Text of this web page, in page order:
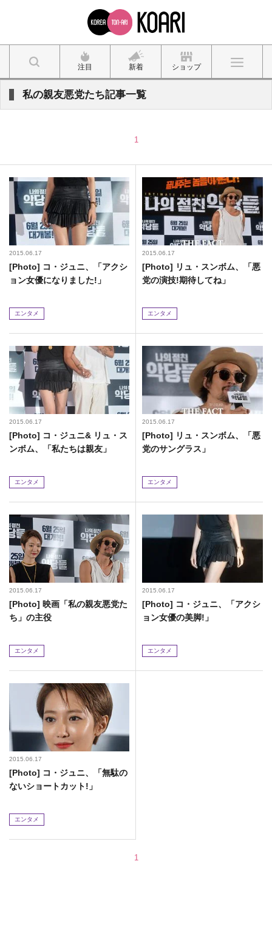
注目 新着 ショップ
私の親友悪党たち記事一覧
1
2015.06.17
[Photo] コ・ジュニ、「アクシ
ョン女優になりました!」
エンタメ
2015.06.17
[Photo] リュ・スンボム、「悪
党の演技!期待してね」
エンタメ
2015.06.17
[Photo] コ・ジュニ& リュ・ス
ンボム、「私たちは親友」
エンタメ
2015.06.17
[Photo] リュ・スンボム、「悪
党のサングラス」
エンタメ
2015.06.17
[Photo] 映画「私の親友悪党た
ち」の主役
エンタメ
2015.06.17
[Photo] コ・ジュニ、「アクシ
ョン女優の美脚!」
エンタメ
2015.06.17
[Photo] コ・ジュニ、「無駄の
ないショートカット!」
エンタメ
1